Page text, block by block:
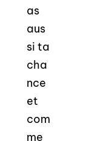
as
aus
si ta
cha
nce
et
com
me